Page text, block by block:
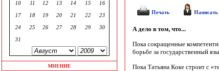
10 11 12 13 14 15 16
17 18 19 20 21 22 23
24 25 26 27 28 29 30
31
МНЕНИЕ
Печать Написать
А дело в том, что...
Пока сокращенные
борьбе за государственный
Пока Татьяна Коке строит с